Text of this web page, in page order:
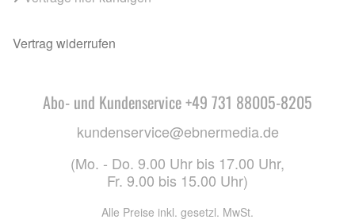
Vertrag widerrufen
Abo- und Kundenservice +49 731 88005-8205
kundenservice@ebnermedia.de
(Mo. - Do. 9.00 Uhr bis 17.00 Uhr,
Fr. 9.00 bis 15.00 Uhr)
Alle Preise inkl. gesetzl. MwSt.